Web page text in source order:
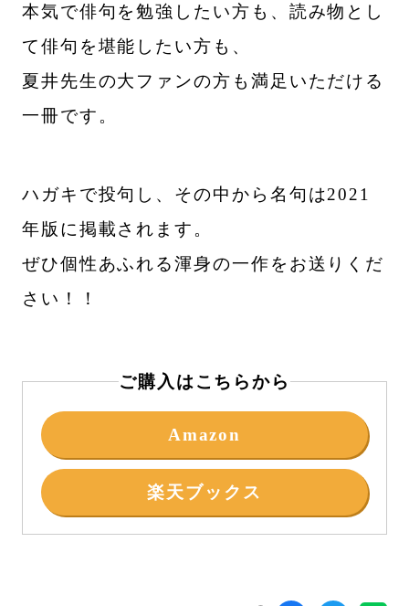
本気で俳句を勉強したい方も、読み物とし
て俳句を堪能したい方も、
夏井先生の大ファンの方も満足いただける
一冊です。
ハガキで投句し、その中から名句は2021
年版に掲載されます。
ぜひ個性あふれる渾身の一作をお送りくだ
さい！！
ご購入はこちらから
Amazon
楽天ブックス